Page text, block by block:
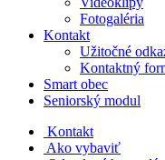
Fotogaléria
Kontakt
Užitočné
Kontaktný
Smart obec
Seniorský modul
Kontakt
Ako vybaviť